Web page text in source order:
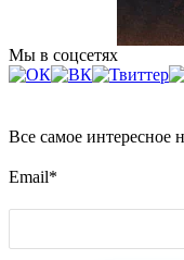
Мы в соцсетях
Все самое
Email*